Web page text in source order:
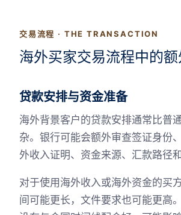
交易流程 · THE TRANSACTION
海外买家交易流程中的
贷款安排与资金准备
海外背景客户的贷款安排通常比普
杂。银行可能会额外审查签证身份
外收入证明、资金来源、汇款路径
对于使用海外收入或海外资金的买
间可能更长，文件要求也可能更高